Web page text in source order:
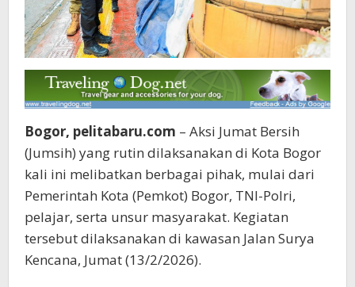
Bogor, pelitabaru.com – Aksi Jumat Bersih
(Jumsih) yang rutin dilaksanakan di Kota Bogor
kali ini melibatkan berbagai pihak, mulai dari
Pemerintah Kota (Pemkot) Bogor, TNI-Polri,
pelajar, serta unsur masyarakat. Kegiatan
tersebut dilaksanakan di kawasan Jalan Surya
Kencana, Jumat (13/2/2026).